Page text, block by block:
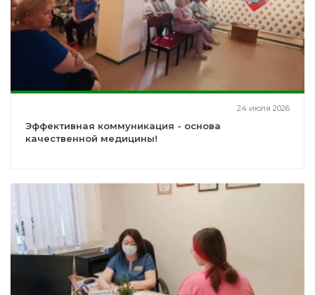
24 июля 2026
Эффективная коммуникация - основа
качественной медицины!